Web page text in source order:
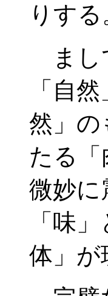
りする
まし
「自
然」の
たる
微妙に
「味
体」が